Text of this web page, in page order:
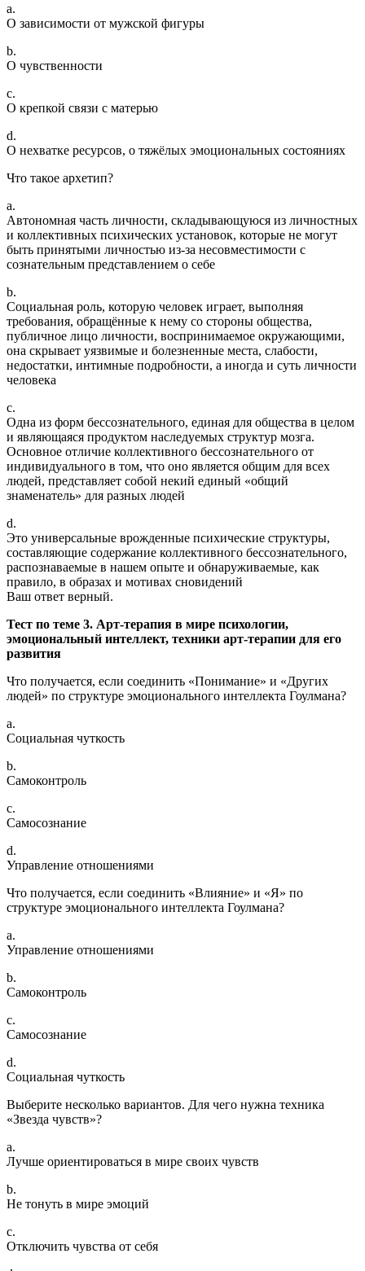
a.
О зависимости от мужской фигуры
b.
О чувственности
c.
О крепкой связи с матерью
d.
О нехватке ресурсов, о тяжёлых эмоциональных состояниях
Что такое архетип?
a.
Автономная часть личности, складывающуюся из личностных
и коллективных психических установок, которые не могут
быть принятыми личностью из-за несовместимости с
сознательным представлением о себе
b.
Социальная роль, которую человек играет, выполняя
требования, обращённые к нему со стороны общества,
публичное лицо личности, воспринимаемое окружающими,
она скрывает уязвимые и болезненные места, слабости,
недостатки, интимные подробности, а иногда и суть личности
человека
c.
Одна из форм бессознательного, единая для общества в целом
и являющаяся продуктом наследуемых структур мозга.
Основное отличие коллективного бессознательного от
индивидуального в том, что оно является общим для всех
людей, представляет собой некий единый «общий
знаменатель» для разных людей
d.
Это универсальные врожденные психические структуры,
составляющие содержание коллективного бессознательного,
распознаваемые в нашем опыте и обнаруживаемые, как
правило, в образах и мотивах сновидений
Ваш ответ верный.
Тест по теме 3. Арт-терапия в мире психологии,
эмоциональный интеллект, техники арт-терапии для его
развития
Что получается, если соединить «Понимание» и «Других
людей» по структуре эмоционального интеллекта Гоулмана?
a.
Социальная чуткость
b.
Самоконтроль
c.
Самосознание
d.
Управление отношениями
Что получается, если соединить «Влияние» и «Я» по
структуре эмоционального интеллекта Гоулмана?
a.
Управление отношениями
b.
Самоконтроль
c.
Самосознание
d.
Социальная чуткость
Выберите несколько вариантов. Для чего нужна техника
«Звезда чувств»?
a.
Лучше ориентироваться в мире своих чувств
b.
Не тонуть в мире эмоций
c.
Отключить чувства от себя